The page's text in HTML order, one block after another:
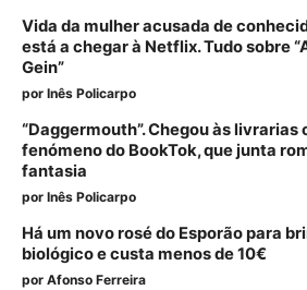
Vida da mulher acusada de
está a chegar à Netflix. Tudo sobre
Gein”
por Inês Policarpo
“Daggermouth”. Chegou às livrarias
fenómeno do BookTok, que junta
fantasia
por Inês Policarpo
Há um novo rosé do Esporão para
biológico e custa menos de 10€
por Afonso Ferreira